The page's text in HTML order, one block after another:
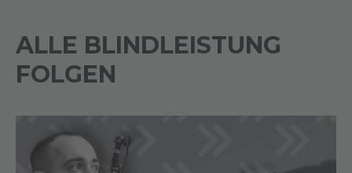
ALLE BLINDLEISTUNG
FOLGEN